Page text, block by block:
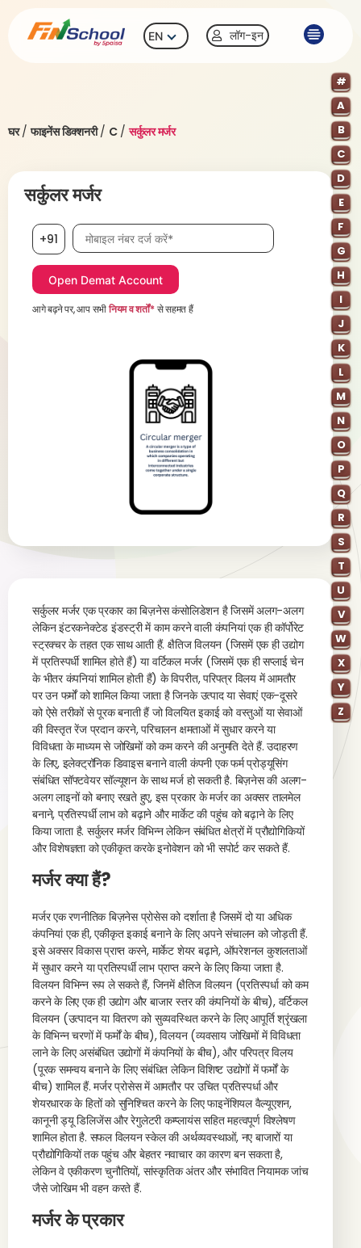
EN लॉग-इन
घर/फाइनेंस डिक्शनरी/ C/सर्कुलर मर्जर
#
A
B
C
D
E
F
G
H
I
J
K
L
M
N
O
P
Q
R
S
T
U
V
W
X
Y
Z
सर्कुलर मर्जर
+91 मोबाइल नंबर आवश्यक है
आगे बढ़ने पर, आप सभीनियम व शर्तों*से सहमत हैं
सर्कुलर मर्जर एक प्रकार का बिज़नेस कंसोलिडेशन है जिसमें अलग-अलग
लेकिन इंटरकनेक्टेड इंडस्ट्री में काम करने वाली कंपनियां एक ही कॉर्पोरेट
स्ट्रक्चर के तहत एक साथ आती हैं. क्षैतिज विलयन (जिसमें एक ही उद्योग
में प्रतिस्पर्धी शामिल होते हैं) या वर्टिकल मर्जर (जिसमें एक ही सप्लाई चेन
के भीतर कंपनियां शामिल होती हैं) के विपरीत, परिपत्र विलय में आमतौर
पर उन फर्मों को शामिल किया जाता है जिनके उत्पाद या सेवाएं एक-दूसरे
को ऐसे तरीकों से पूरक बनाती हैं जो विलयित इकाई को वस्तुओं या सेवाओं
की विस्तृत रेंज प्रदान करने, परिचालन क्षमताओं में सुधार करने या
विविधता के माध्यम से जोखिमों को कम करने की अनुमति देते हैं. उदाहरण
के लिए, इलेक्ट्रॉनिक डिवाइस बनाने वाली कंपनी एक फर्म प्रोड्यूसिंग
संबंधित सॉफ्टवेयर सॉल्यूशन के साथ मर्ज हो सकती है. बिज़नेस की अलग-
अलग लाइनों को बनाए रखते हुए, इस प्रकार के मर्जर का अक्सर तालमेल
बनाने, प्रतिस्पर्धी लाभ को बढ़ाने और मार्केट की पहुंच को बढ़ाने के लिए
किया जाता है. सर्कुलर मर्जर विभिन्न लेकिन संबंधित क्षेत्रों में प्रौद्योगिकियों
और विशेषज्ञता को एकीकृत करके इनोवेशन को भी सपोर्ट कर सकते हैं.
मर्जर क्या हैं?
मर्जर एक रणनीतिक बिज़नेस प्रोसेस को दर्शाता है जिसमें दो या अधिक
कंपनियां एक ही, एकीकृत इकाई बनाने के लिए अपने संचालन को जोड़ती हैं.
इसे अक्सर विकास प्राप्त करने, मार्केट शेयर बढ़ाने, ऑपरेशनल कुशलताओं
में सुधार करने या प्रतिस्पर्धी लाभ प्राप्त करने के लिए किया जाता है.
विलयन विभिन्न रूप ले सकते हैं, जिनमें क्षैतिज विलयन (प्रतिस्पर्धा को कम
करने के लिए एक ही उद्योग और बाजार स्तर की कंपनियों के बीच), वर्टिकल
विलयन (उत्पादन या वितरण को सुव्यवस्थित करने के लिए आपूर्ति श्रृंखला
के विभिन्न चरणों में फर्मों के बीच), विलयन (व्यवसाय जोखिमों में विविधता
लाने के लिए असंबंधित उद्योगों में कंपनियों के बीच), और परिपत्र विलय
(पूरक समन्वय बनाने के लिए संबंधित लेकिन विशिष्ट उद्योगों में फर्मों के
बीच) शामिल हैं. मर्जर प्रोसेस में आमतौर पर उचित प्रतिस्पर्धा और
शेयरधारक के हितों को सुनिश्चित करने के लिए फाइनेंशियल वैल्यूएशन,
कानूनी ड्यू डिलिजेंस और रेगुलेटरी कम्प्लायंस सहित महत्वपूर्ण विश्लेषण
शामिल होता है. सफल विलयन स्केल की अर्थव्यवस्थाओं, नए बाजारों या
प्रौद्योगिकियों तक पहुंच और बेहतर नवाचार का कारण बन सकता है,
लेकिन वे एकीकरण चुनौतियों, सांस्कृतिक अंतर और संभावित नियामक जांच
जैसे जोखिम भी वहन करते हैं.
मर्जर के प्रकार